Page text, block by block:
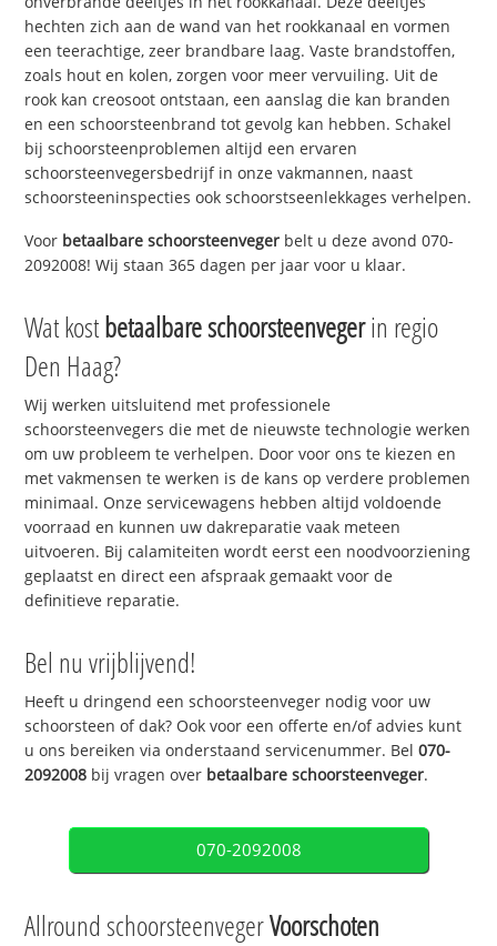
hechten zich aan de wand van het rookkanaal en vormen
een teerachtige, zeer brandbare laag. Vaste brandstoffen,
zoals hout en kolen, zorgen voor meer vervuiling. Uit de
rook kan creosoot ontstaan, een aanslag die kan branden
en een schoorsteenbrand tot gevolg kan hebben. Schakel
bij schoorsteenproblemen altijd een ervaren
schoorsteenvegersbedrijf in onze vakmannen, naast
schoorsteeninspecties ook schoorstseenlekkages verhelpen.
Voor betaalbare schoorsteenveger belt u deze avond 070-
2092008! Wij staan 365 dagen per jaar voor u klaar.
Wat kostbetaalbare schoorsteenvegerin regio
Den Haag?
Wij werken uitsluitend met professionele
schoorsteenvegers die met de nieuwste technologie werken
om uw probleem te verhelpen. Door voor ons te kiezen en
met vakmensen te werken is de kans op verdere problemen
minimaal. Onze servicewagens hebben altijd voldoende
voorraad en kunnen uw dakreparatie vaak meteen
uitvoeren. Bij calamiteiten wordt eerst een noodvoorziening
geplaatst en direct een afspraak gemaakt voor de
definitieve reparatie.
Bel nu vrijblijvend!
Heeft u dringend een schoorsteenveger nodig voor uw
schoorsteen of dak? Ook voor een offerte en/of advies kunt
u ons bereiken via onderstaand servicenummer. Bel070-
2092008 bij vragen over betaalbare schoorsteenveger.
070-2092008
Allround schoorsteenvegerVoorschoten